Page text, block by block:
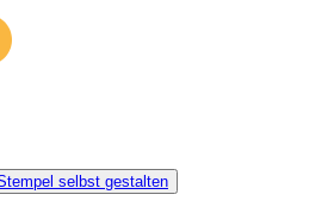
selbst gestalten